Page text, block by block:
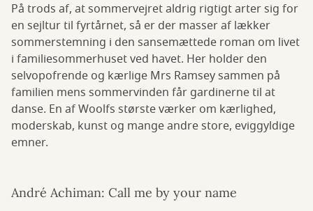
På trods af, at sommervejret aldrig rigtigt arter sig for
en sejltur til fyrtårnet, så er der masser af lækker
sommerstemning i den sansemættede roman om livet
i familiesommerhuset ved havet. Her holder den
selvopofrende og kærlige Mrs Ramsey sammen på
familien mens sommervinden får gardinerne til at
danse. En af Woolfs største værker om kærlighed,
moderskab, kunst og mange andre store, eviggyldige
emner.
André Achiman: Call me by your name